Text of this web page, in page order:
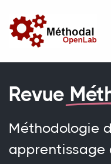
Revue
Méthodologie
apprentissage